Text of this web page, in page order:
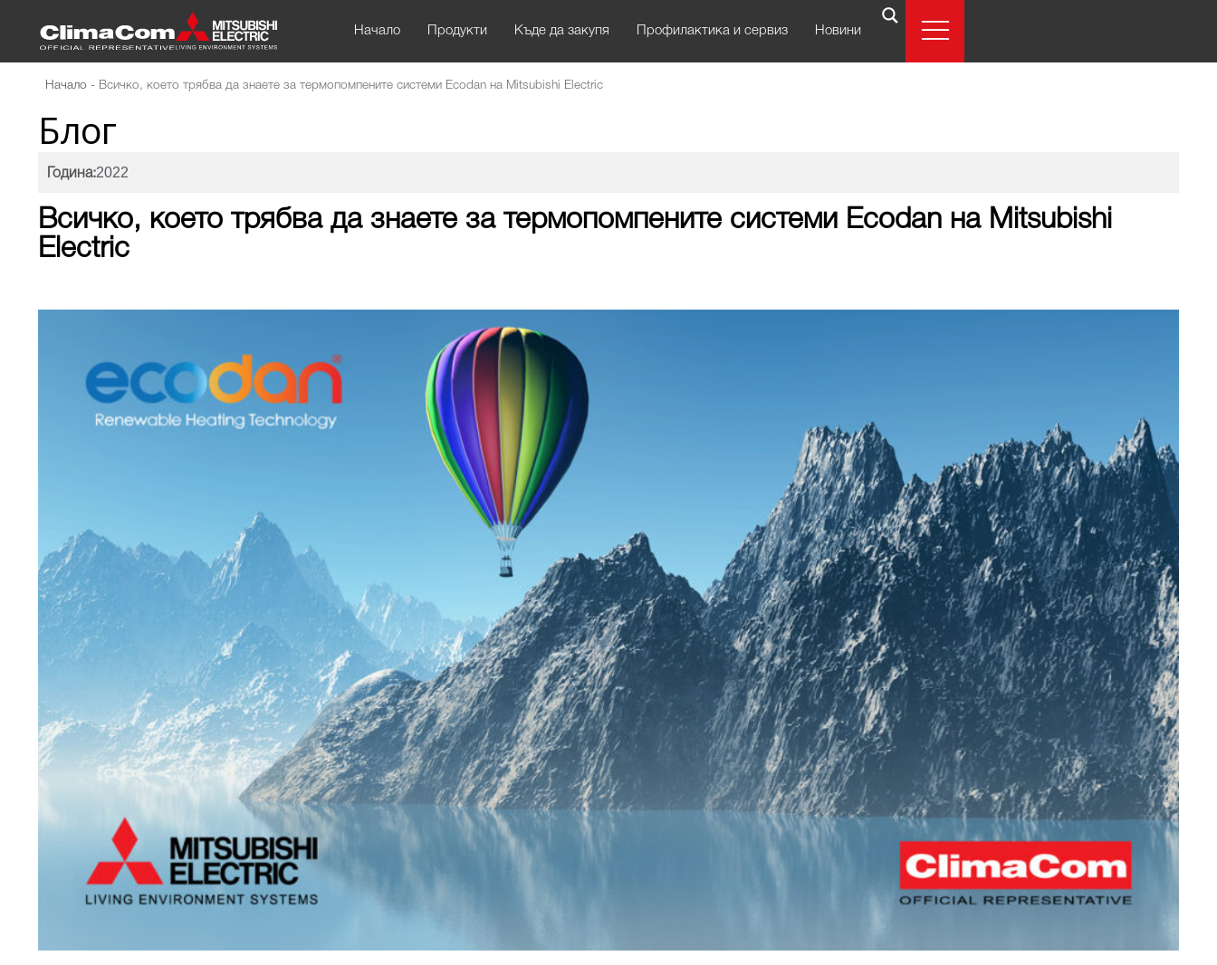
Начало Продукти Къде да закупя Профилактика и сервиз Новини
Начало - Всичко, което трябва да знаете за термопомпените системи Ecodan на Mitsubishi Electric
Блог
Година:2022
Всичко, което трябва да знаете за термопомпените системи Ecodan на Mitsubishi
Electric